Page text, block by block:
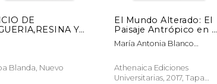
DE
Y
Blanda, Nuevo
El Mundo Alterado: El
Paisaje Antrópico en la
Fotografía
Contemporánea
María Antonia Blanco
Athenaica Ediciones
Universitarias, 2017, Tapa